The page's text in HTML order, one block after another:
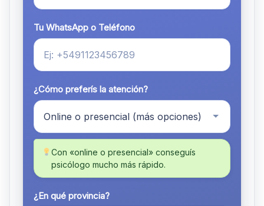
Tu WhatsApp o Teléfono
¿Cómo preferís la atención?
Con «online o presencial» conseguís
psicólogo mucho más rápido.
¿En qué provincia?